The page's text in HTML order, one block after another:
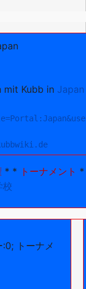
mit Kubb in Japan
* * トーナメント
校
トーナメ